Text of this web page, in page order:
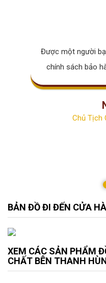
Được một người
chính sách bảo
Chủ Tịch
BẢN ĐỒ ĐI ĐẾN CỬA
XEM CÁC SẢN PHẨM
CHẤT BÊN THANH